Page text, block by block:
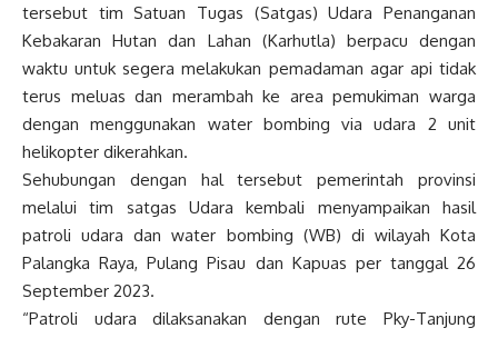
tersebut tim Satuan Tugas (Satgas) Udara Penanganan
Kebakaran Hutan dan Lahan (Karhutla) berpacu dengan
waktu untuk segera melakukan pemadaman agar api tidak
terus meluas dan merambah ke area pemukiman warga
dengan menggunakan water bombing via udara 2 unit
helikopter dikerahkan.
Sehubungan dengan hal tersebut pemerintah provinsi
melalui tim satgas Udara kembali menyampaikan hasil
patroli udara dan water bombing (WB) di wilayah Kota
Palangka Raya, Pulang Pisau dan Kapuas per tanggal 26
September 2023.
“Patroli udara dilaksanakan dengan rute Pky-Tanjung